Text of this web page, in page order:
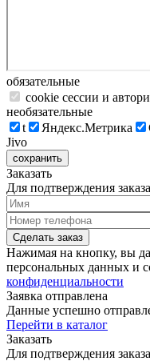
обязательные
cookie сессии и
необязательные
t
Яндекс.Метрика
Jivo
сохранить
Заказать
Для подтверждения
Сделать заказ
Нажимая на кнопку, вы
персональных данных и
конфиденциальности
Заявка отправлена
Данные успешно
Перейти в каталог
Заказать
Для подтверждения